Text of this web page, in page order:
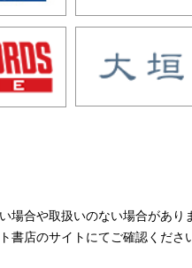
場合や取扱いのない場合があり
書店のサイトにてご確認くださ